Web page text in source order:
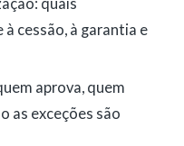
cessão, à garantia e
aprova, quem
as exceções são